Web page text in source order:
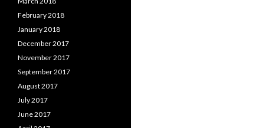
February 2018
January 2018
December 2017
November 2017
September 2017
August 2017
July 2017
June 2017